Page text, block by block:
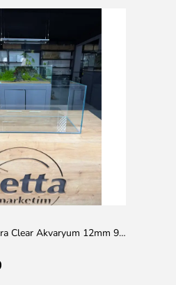
120x50x45h Ultra Clear Akvaryum 12mm 90 derece Birleşim (Otobüs Kargosu İle Gönderim Sağlanmaktadır)